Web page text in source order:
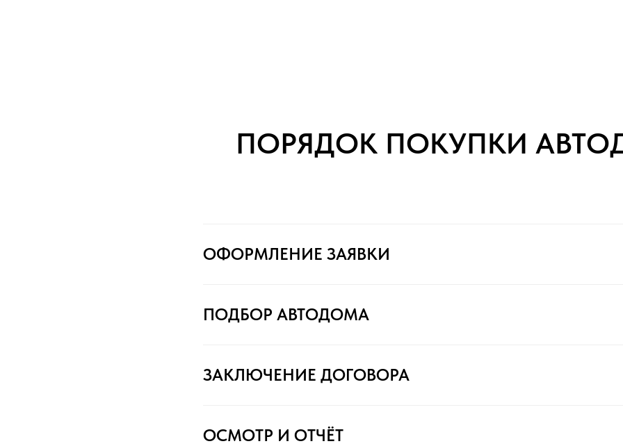
ПОРЯДОК ПОКУПКИ
ОФОРМЛЕНИЕ ЗАЯВКИ
ПОДБОР АВТОДОМА
ЗАКЛЮЧЕНИЕ ДОГОВОРА
ОСМОТР И ОТЧЁТ